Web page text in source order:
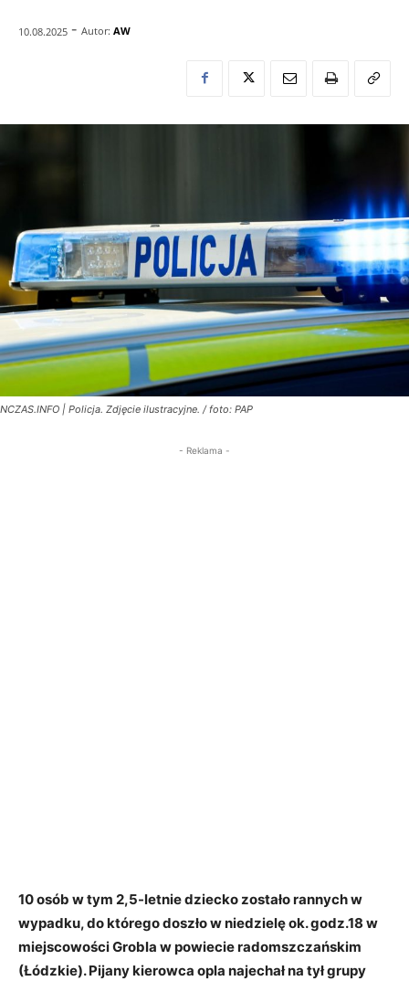
10.08.2025 - Autor: AW
NCZAS.INFO | Policja. Zdjęcie ilustracyjne. / foto: PAP
- Reklama -
10 osób w tym 2,5-letnie dziecko zostało rannych w
wypadku, do którego doszło w niedzielę ok. godz.18 w
miejscowości Grobla w powiecie radomszczańskim
(Łódzkie). Pijany kierowca opla najechał na tył grupy